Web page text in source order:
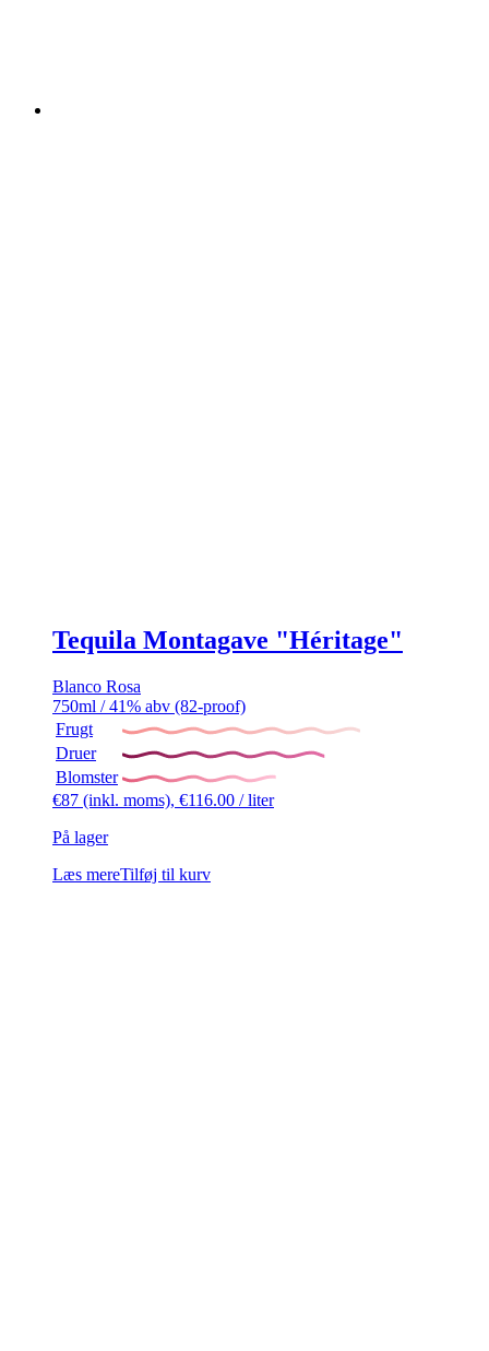
Tequila Montagave "Héritage"
Blanco Rosa
750ml / 41% abv (82-proof)
Frugt
Druer
Blomster
€87 (inkl. moms), €116.00 / liter
På lager
Læs mereTilføj til kurv